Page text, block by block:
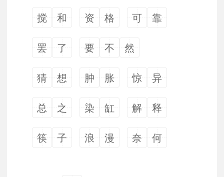
搅 和 资 格 可 靠
罢 了 要 不 然
猜 想 肿 胀 惊 异
总 之 染 缸 解 释
筷 子 浪 漫 奈 何